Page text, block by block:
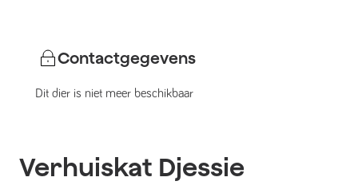
Contactgegevens
Dit dier is niet meer beschikbaar
Verhuiskat Djessie